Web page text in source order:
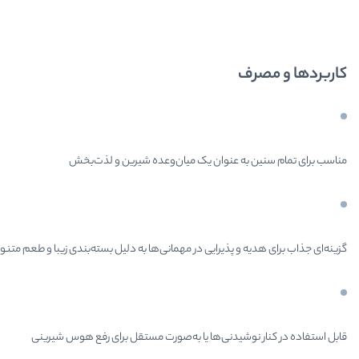
کاربردها و مصرف
مناسب برای تمام سنین به عنوان یک میان‌وعده شیرین و لذت‌بخش
گزینه‌ای جذاب برای هدیه و پذیرایی در مهمانی‌ها به دلیل بسته‌بندی زیبا و طعم
قابل استفاده در کنار نوشیدنی‌ها یا به‌صورت مستقل برای رفع هوس شیرینی